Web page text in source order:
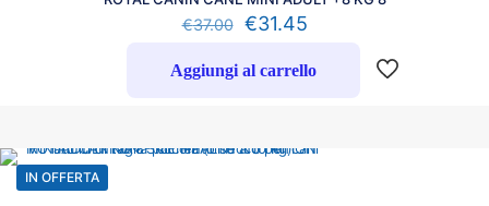
€37.00 €31.45
Aggiungi al carrello
IN OFFERTA